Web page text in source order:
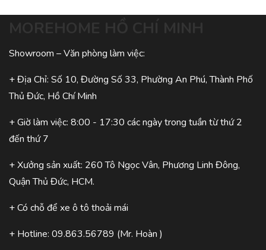
Showroom – Văn phòng làm việc:
+ Địa Chỉ: Số 10, Đường Số 33, Phường An Phú, Thành Phố
Thủ Đức, Hồ Chí Minh
+ Giờ làm việc: 8:00 - 17:30 các ngày trong tuần từ thứ 2
đến thứ 7
+ Xưởng sản xuất: 260 Tô Ngọc Vân, Phương Linh Đông,
Quận Thủ Đức, HCM.
+ Có chỗ để xe ô tô thoải mái
+ Hotline: 09.863.56789 (Mr. Hoàn )